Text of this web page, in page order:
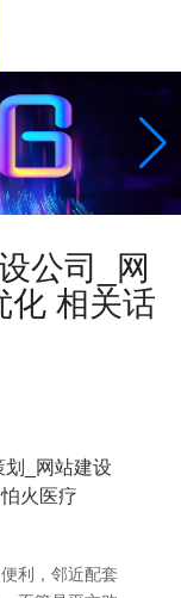
公司_网
化 相关话
_网站建设
火医疗
利，邻近配套